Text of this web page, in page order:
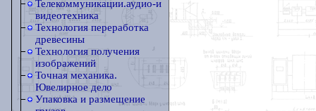
Телекоммуникации.аудио-и
видеотехника
Технология переработка
древесины
Технология получения
изображений
Точная механика.
Ювелирное дело
Упаковка и размещение